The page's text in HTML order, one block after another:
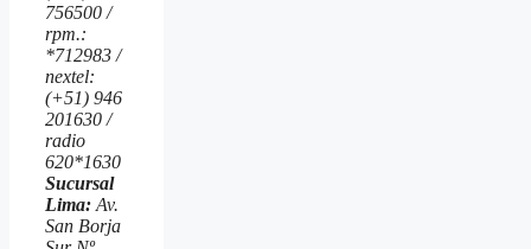
756500 /
rpm.:
*712983 /
nextel:
(+51) 946
201630 /
radio
620*1630
Sucursal
Lima: Av.
San Borja